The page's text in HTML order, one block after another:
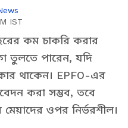
IST
কম চাকরি করার
তুলতে পারেন, যদি
থাকেন। EPFO-এর
করা সম্ভব, তবে
ওপর নির্ভরশীল।